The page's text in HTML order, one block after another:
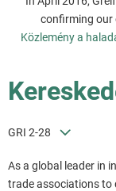
confirming our
Közlemény a
GRI 2-28
As a global leader in
trade associations to